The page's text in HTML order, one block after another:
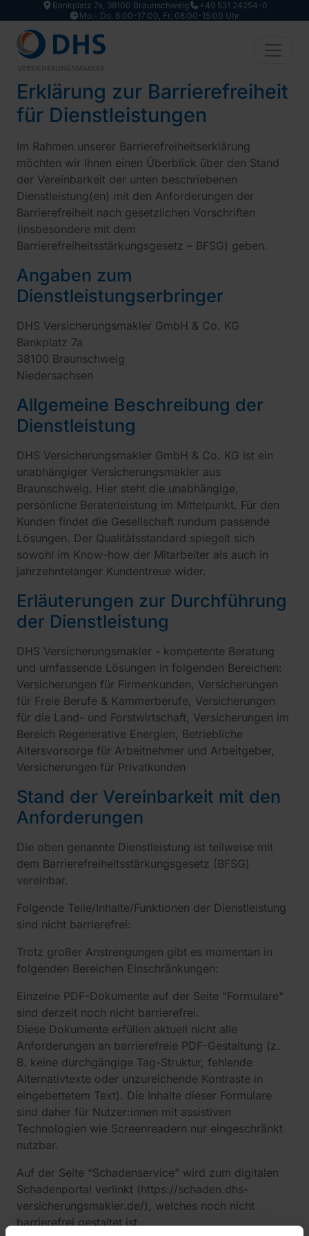
Zum Hauptinhalt springenBankplatz 7a, 38100 Braunschweig
+49 531 24254-0
Mo.- Do. 8:00-17:00, Fr. 08:00-15:00 Uhr
Erklärung zur Barrierefreiheit
für Dienstleistungen
Im Rahmen unserer Barrierefreiheitserklärung
möchten wir Ihnen einen Überblick über den Stand
der Vereinbarkeit der unten beschriebenen
Dienstleistung(en) mit den Anforderungen der
Barrierefreiheit nach gesetzlichen Vorschriften
(insbesondere mit dem
Barrierefreiheitsstärkungsgesetz – BFSG) geben.
Angaben zum
Dienstleistungserbringer
DHS Versicherungsmakler GmbH & Co. KG
Bankplatz 7a
38100 Braunschweig
Niedersachsen
Allgemeine Beschreibung der
Dienstleistung
DHS Versicherungsmakler GmbH & Co. KG ist ein
unabhängiger Versicherungsmakler aus
Braunschweig. Hier steht die unabhängige,
persönliche Beraterleistung im Mittelpunkt. Für den
Kunden findet die Gesellschaft rundum passende
Lösungen. Der Qualitätsstandard spiegelt sich
sowohl im Know-how der Mitarbeiter als auch in
jahrzehntelanger Kundentreue wider.
Erläuterungen zur Durchführung
der Dienstleistung
DHS Versicherungsmakler - kompetente Beratung
und umfassende Lösungen in folgenden Bereichen:
Versicherungen für Firmenkunden, Versicherungen
für Freie Berufe & Kammerberufe, Versicherungen
für die Land- und Forstwirtschaft, Versicherungen im
Bereich Regenerative Energien, Betriebliche
Altersvorsorge für Arbeitnehmer und Arbeitgeber,
Versicherungen für Privatkunden
Stand der Vereinbarkeit mit den
Anforderungen
Die oben genannte Dienstleistung ist teilweise mit
dem Barrierefreiheitsstärkungsgesetz (BFSG)
vereinbar.
Folgende Teile/Inhalte/Funktionen der Dienstleistung
sind nicht barrierefrei:
Trotz großer Anstrengungen gibt es momentan in
folgenden Bereichen Einschränkungen:
Einzelne PDF-Dokumente auf der Seite "Formulare"
sind derzeit noch nicht barrierefrei.
Diese Dokumente erfüllen aktuell nicht alle
Anforderungen an barrierefreie PDF-Gestaltung (z.
B. keine durchgängige Tag-Struktur, fehlende
Alternativtexte oder unzureichende Kontraste in
eingebettetem Text). Die Inhalte dieser Formulare
sind daher für Nutzer:innen mit assistiven
Technologien wie Screenreadern nur eingeschränkt
nutzbar.
Auf der Seite “Schadenservice” wird zum digitalen
Schadenportal verlinkt (https://schaden.dhs-
versicherungsmakler.de/), welches noch nicht
barrierefrei gestaltet ist.